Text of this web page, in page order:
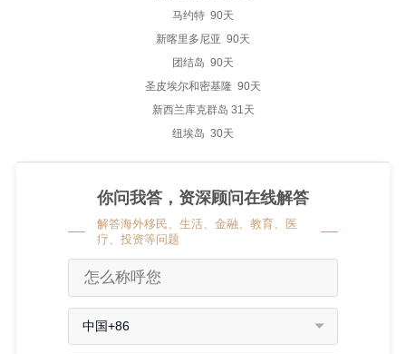
马约特 90天
新喀里多尼亚 90天
团结岛 90天
圣皮埃尔和密基隆 90天
新西兰库克群岛 31天
纽埃岛 30天
你问我答，资深顾问在线解答
解答海外移民、生活、金融、教育、医
疗、投资等问题
中国+86